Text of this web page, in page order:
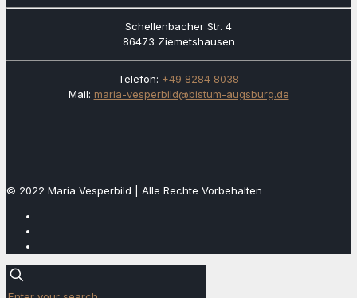
Schellenbacher Str. 4
86473 Ziemetshausen
Telefon: +49 8284 8038
Mail: maria-vesperbild@bistum-augsburg.de
© 2022 Maria Vesperbild | Alle Rechte Vorbehalten